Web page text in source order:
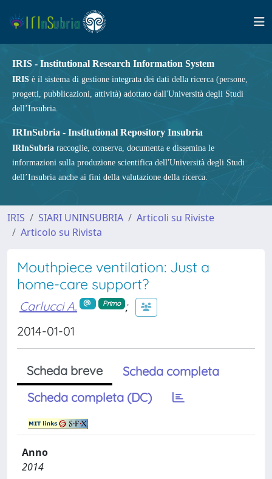
IRIS - Institutional Research Information System
IRIS è il sistema di gestione integrata dei dati della ricerca (persone,
progetti, pubblicazioni, attività) adottato dall'Università degli Studi
dell’Insubria.
IRInSubria - Institutional Repository Insubria
IRInSubria raccoglie, conserva, documenta e dissemina le
informazioni sulla produzione scientifica dell'Università degli Studi
dell’Insubria anche ai fini della valutazione della ricerca.
IRIS SIARI UNINSUBRIA
Articoli su Riviste
Articolo su Rivista
Mouthpiece ventilation: Just a
home-care support?
Carlucci A. Primo
;
2014-01-01
Scheda breve
Scheda completa
Scheda completa (DC)
Anno
2014